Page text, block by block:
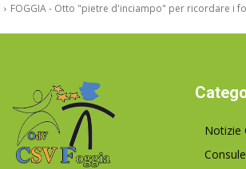
FOGGIA - Otto "pietre d'inciampo" per ricordare i
Notizie